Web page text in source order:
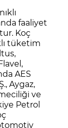
faaliyet
Koç
tüketim
AES
Aygaz,
ve
Petrol